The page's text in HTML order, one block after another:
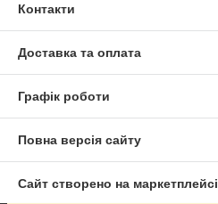
Контакти
Доставка та оплата
Графік роботи
Повна версія сайту
Сайт створено на маркетплейсі